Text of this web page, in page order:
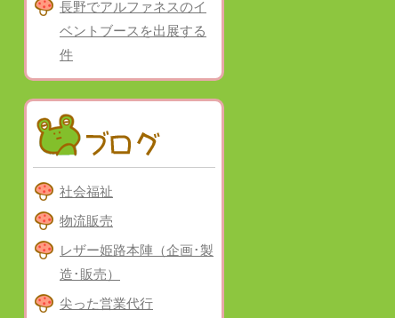
長野でアルファネスのイ
ベントブースを出展する
件
社会福祉
物流販売
レザー姫路本陣（企画･製
造･販売）
尖った営業代行